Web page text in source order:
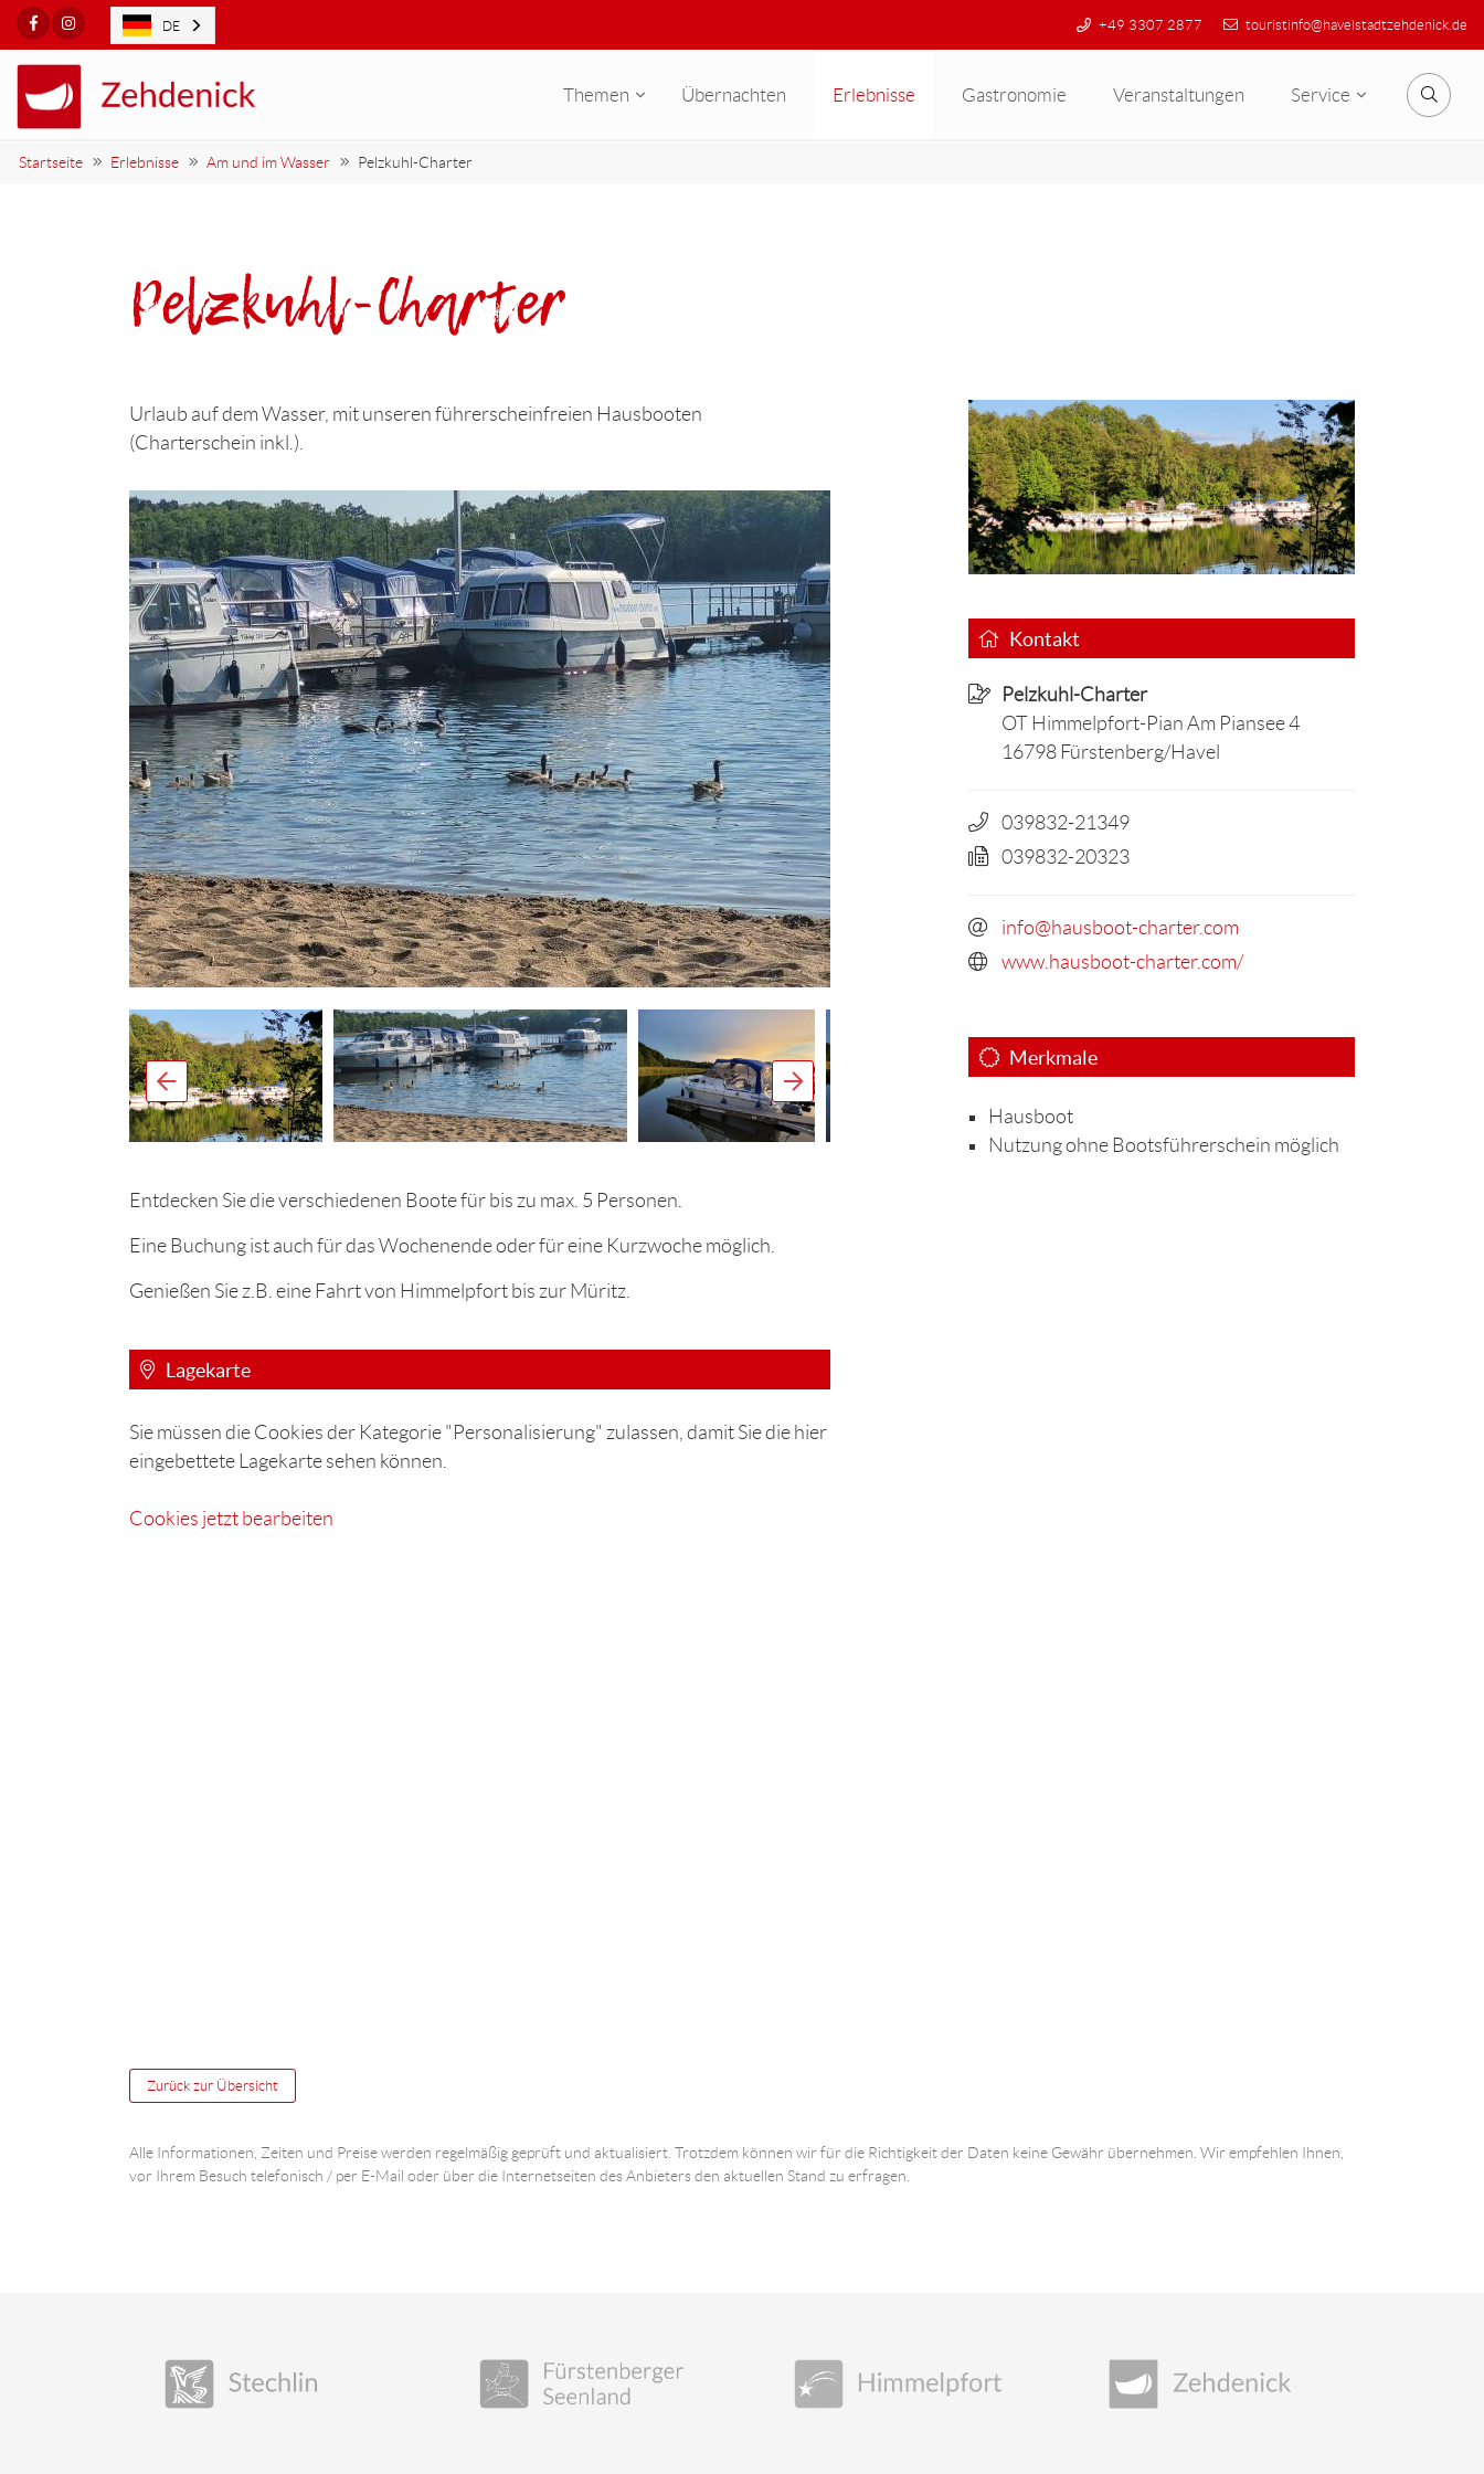
FacebookInstagram +49 3307 2877 touristinfo@havelstadtzehdenick.de
Themen Übernachten Erlebnisse Gastronomie Veranstaltungen Service Suche
Startseite Erlebnisse Am und im Wasser Pelzkuhl-Charter
Pelzkuhl-Charter
Urlaub auf dem Wasser, mit unseren führerscheinfreien Hausbooten
(Charterschein inkl.).
Entdecken Sie die verschiedenen Boote für bis zu max. 5 Personen.
Eine Buchung ist auch für das Wochenende oder für eine Kurzwoche möglich.
Genießen Sie z.B. eine Fahrt von Himmelpfort bis zur Müritz.
Lagekarte
Sie müssen die Cookies der Kategorie "Personalisierung" zulassen, damit Sie die hier
eingebettete Lagekarte sehen können.
Cookies jetzt bearbeiten
Kontakt
Pelzkuhl-Charter
OT Himmelpfort-Pian Am Piansee 4
16798 Fürstenberg/Havel
039832-21349
039832-20323
info@hausboot-charter.com
www.hausboot-charter.com/
Merkmale
Hausboot
Nutzung ohne Bootsführerschein möglich
Zurück zur Übersicht
Alle Informationen, Zeiten und Preise werden regelmäßig geprüft und aktualisiert. Trotzdem können wir für die Richtigkeit der Daten keine Gewähr übernehmen. Wir empfehlen Ihnen,
vor Ihrem Besuch telefonisch / per E-Mail oder über die Internetseiten des Anbieters den aktuellen Stand zu erfragen.
DE